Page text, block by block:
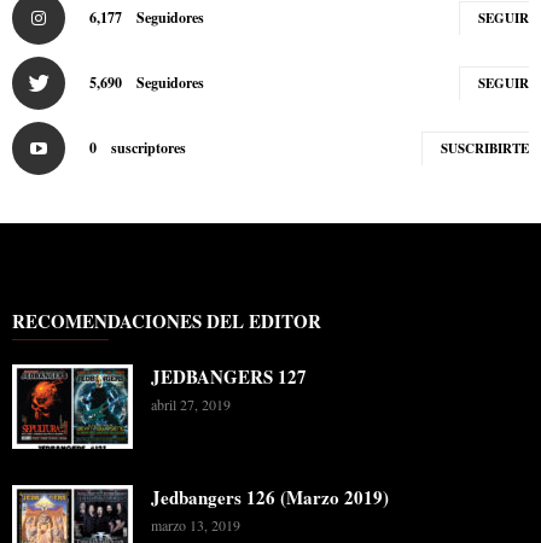
6,177 Seguidores SEGUIR
5,690 Seguidores SEGUIR
0 suscriptores SUSCRIBIRTE
RECOMENDACIONES DEL EDITOR
JEDBANGERS 127
abril 27, 2019
Jedbangers 126 (Marzo 2019)
marzo 13, 2019